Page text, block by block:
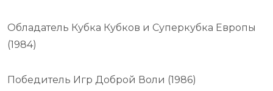
Обладатель Кубка Кубков и Суперкубка Европы
(1984)
Победитель Игр Доброй Воли (1986)